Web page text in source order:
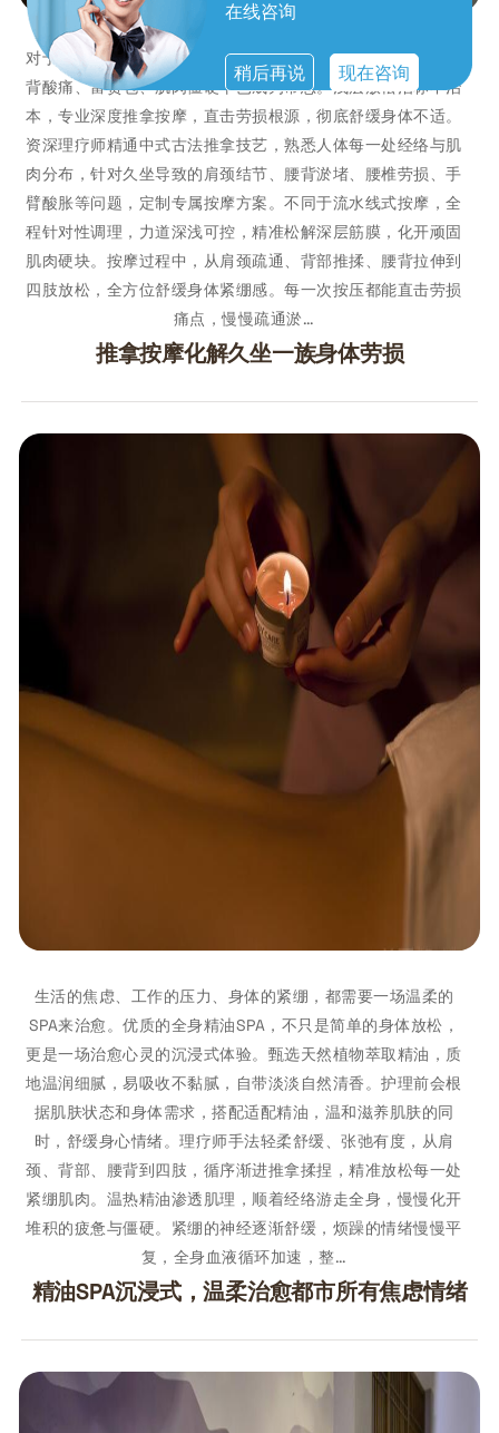
在线咨询
稍后再说 现在咨询
对于长期伏案办公、低头看手机的现代人来说，肩颈僵硬、腰
背酸痛、富贵包、肌肉僵硬早已成为常态。浅层放松治标不治
本，专业深度推拿按摩，直击劳损根源，彻底舒缓身体不适。
资深理疗师精通中式古法推拿技艺，熟悉人体每一处经络与肌
肉分布，针对久坐导致的肩颈结节、腰背淤堵、腰椎劳损、手
臂酸胀等问题，定制专属按摩方案。不同于流水线式按摩，全
程针对性调理，力道深浅可控，精准松解深层筋膜，化开顽固
肌肉硬块。按摩过程中，从肩颈疏通、背部推揉、腰背拉伸到
四肢放松，全方位舒缓身体紧绷感。每一次按压都能直击劳损
痛点，慢慢疏通淤…
推拿按摩化解久坐一族身体劳损
生活的焦虑、工作的压力、身体的紧绷，都需要一场温柔的
SPA来治愈。优质的全身精油SPA，不只是简单的身体放松，
更是一场治愈心灵的沉浸式体验。甄选天然植物萃取精油，质
地温润细腻，易吸收不黏腻，自带淡淡自然清香。护理前会根
据肌肤状态和身体需求，搭配适配精油，温和滋养肌肤的同
时，舒缓身心情绪。理疗师手法轻柔舒缓、张弛有度，从肩
颈、背部、腰背到四肢，循序渐进推拿揉捏，精准放松每一处
紧绷肌肉。温热精油渗透肌理，顺着经络游走全身，慢慢化开
堆积的疲惫与僵硬。紧绷的神经逐渐舒缓，烦躁的情绪慢慢平
复，全身血液循环加速，整…
精油SPA沉浸式，温柔治愈都市所有焦虑情绪